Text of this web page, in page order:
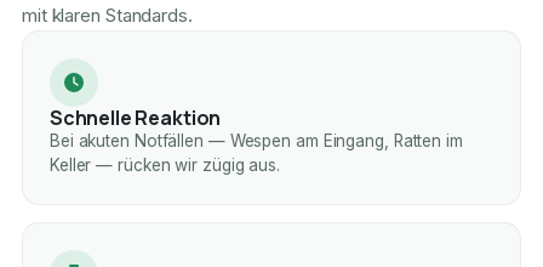
mit klaren Standards.
Schnelle Reaktion
Bei akuten Notfällen — Wespen am Eingang, Ratten im
Keller — rücken wir zügig aus.